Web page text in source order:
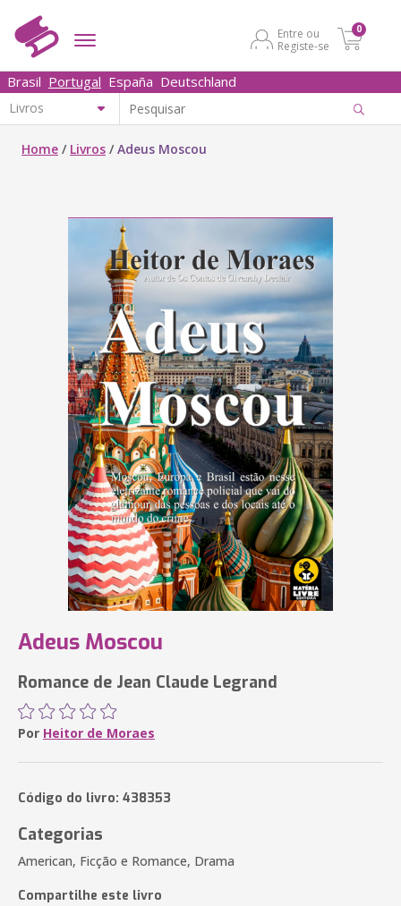
Entre ou
Registe-se
0
Brasil Portugal España Deutschland
Home / Livros /Adeus Moscou
Adeus Moscou
Romance de Jean Claude Legrand
Por Heitor de Moraes
Código do livro: 438353
Categorias
American, Ficção e Romance, Drama
Compartilhe este livro